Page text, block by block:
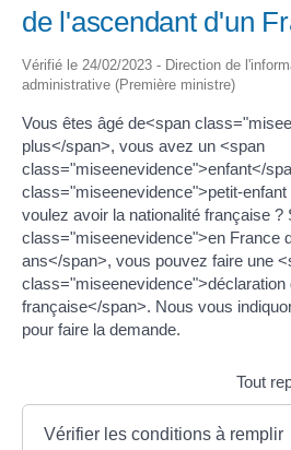
de l'ascendant d'un
Vérifié le 24/02/2023 - Direction de
administrative (Première ministre)
Vous êtes âgé de<span
plus</span>, vous avez un <span
class="miseenevidence">enfant</
class="miseenevidence">petit-
voulez avoir la nationalité française
class="miseenevidence">en France
ans</span>, vous pouvez faire une
class="miseenevidence">déclaration
française</span>. Nous vous
pour faire la demande.
Tout
Vérifier les conditions à remplir